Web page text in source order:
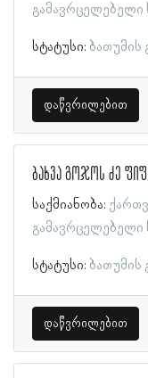
გამავრცელებელი
სტატუსი: ბათუმის
დაწვრილებით
ბახვა გოჯოს ძე
საქმიანობა:
გამავრცელებელი
სტატუსი: ბათუმის
დაწვრილებით